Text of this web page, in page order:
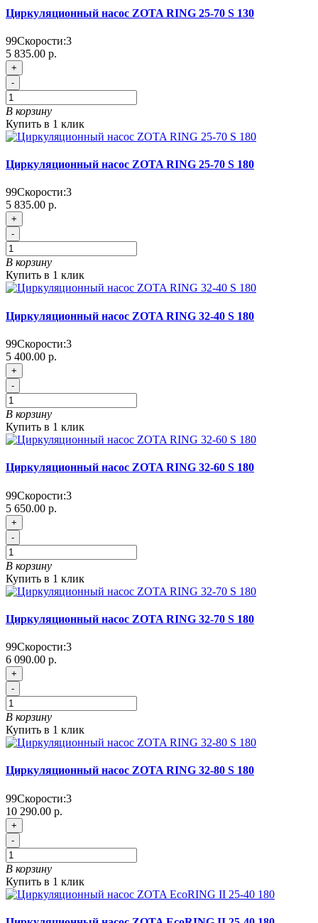
Циркуляционный насос ZOTA RING 25-70 S 130
99Скорости:3
5 835.00 р.
+
-
В корзину
Купить в 1 клик
Циркуляционный насос ZOTA RING 25-70 S 180
99Скорости:3
5 835.00 р.
+
-
В корзину
Купить в 1 клик
Циркуляционный насос ZOTA RING 32-40 S 180
99Скорости:3
5 400.00 р.
+
-
В корзину
Купить в 1 клик
Циркуляционный насос ZOTA RING 32-60 S 180
99Скорости:3
5 650.00 р.
+
-
В корзину
Купить в 1 клик
Циркуляционный насос ZOTA RING 32-70 S 180
99Скорости:3
6 090.00 р.
+
-
В корзину
Купить в 1 клик
Циркуляционный насос ZOTA RING 32-80 S 180
99Скорости:3
10 290.00 р.
+
-
В корзину
Купить в 1 клик